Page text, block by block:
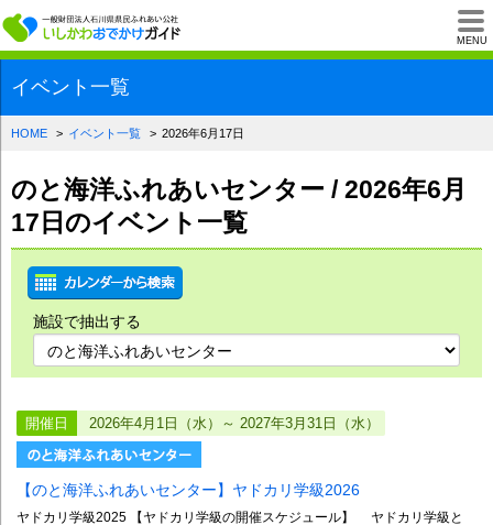
MENU
一般財団法人石川
イベント一覧
HOME イベント一覧 2026年6月17日
のと海洋ふれあいセンター / 2026年6月
17日のイベント一覧
施設で抽出する
開催日 2026年4月1日（水）～ 2027年3月31日（水）
【のと海洋ふれあいセンター】ヤドカリ学級2026
ヤドカリ学級2025 【ヤドカリ学級の開催スケジュール】 ヤドカリ学級と